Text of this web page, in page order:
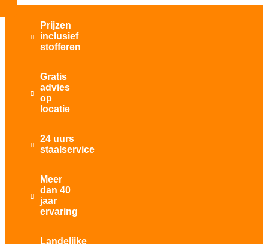

Prijzen
inclusief
stofferen

Gratis
advies
op
locatie

24 uurs
staalservice

Meer
dan 40
jaar
ervaring
Landelijke